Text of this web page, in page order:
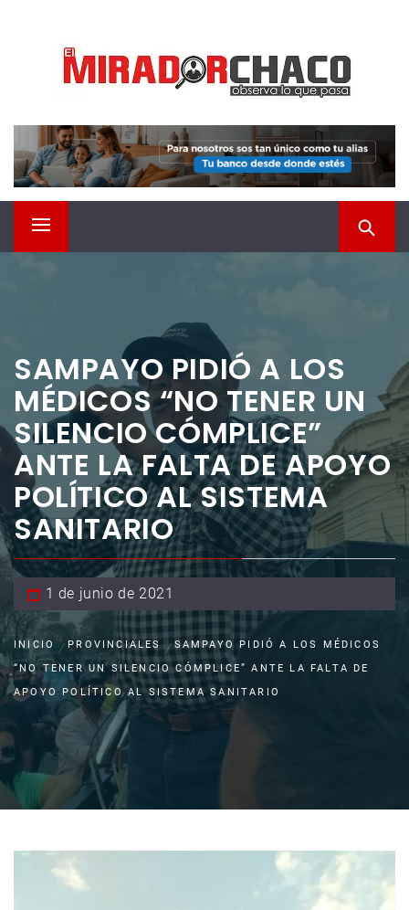
contenido
EL MIRADOR CHACO
Observá lo que pasa
Menú
SAMPAYO PIDIÓ A LOS
MÉDICOS “NO TENER UN
SILENCIO CÓMPLICE”
ANTE LA FALTA DE APOYO
POLÍTICO AL SISTEMA
SANITARIO
1 de junio de 2021
INICIO PROVINCIALES
SAMPAYO PIDIÓ A LOS MÉDICOS
“NO TENER UN SILENCIO CÓMPLICE” ANTE LA FALTA DE
APOYO POLÍTICO AL SISTEMA SANITARIO